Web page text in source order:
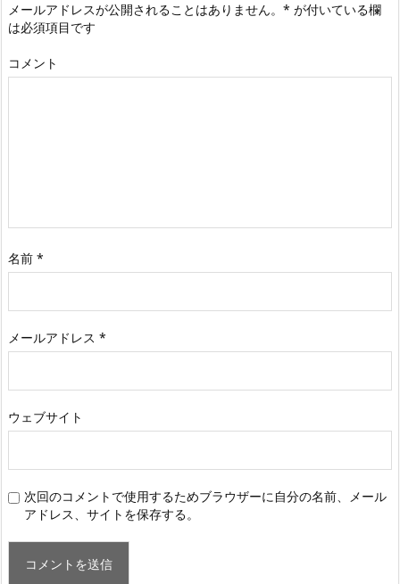
メールアドレスが公開されることはありません。 * が付いている欄
は必須項目です
コメント
名前 *
メールアドレス *
ウェブサイト
次回のコメントで使用するためブラウザーに自分の名前、メール
アドレス、サイトを保存する。